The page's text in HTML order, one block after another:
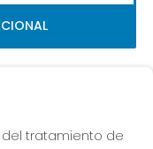
del tratamiento de